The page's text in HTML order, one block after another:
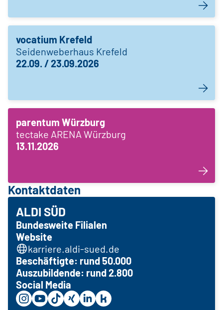
vocatium Krefeld
Seidenweberhaus Krefeld
22.09. / 23.09.2026
parentum Würzburg
tectake ARENA Würzburg
13.11.2026
Kontaktdaten
ALDI SÜD
Bundesweite Filialen
Website
karriere.aldi-sued.de
Beschäftigte: rund 50.000
Auszubildende: rund 2.800
Social Media